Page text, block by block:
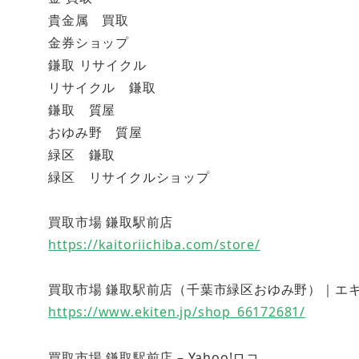
貴金属 買取
金券ショップ
鎌取 リサイクル
リサイクル 鎌取
鎌取 質屋
おゆみ野 質屋
緑区 鎌取
緑区 リサイクルショップ
買取市場 鎌取駅前店
https://kaitoriichiba.com/store/
買取市場 鎌取駅前店（千葉市緑区おゆみ野）｜
https://www.ekiten.jp/shop_66172681/